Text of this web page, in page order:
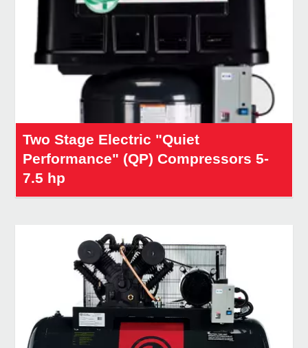
Two Stage Electric "Quiet
Performance" (QP) Compressors 5-
7.5 hp